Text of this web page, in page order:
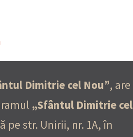
Dimitrie cel Nou”, are
„Sfântul Dimitrie cel
pe str. Unirii, nr. 1A, în